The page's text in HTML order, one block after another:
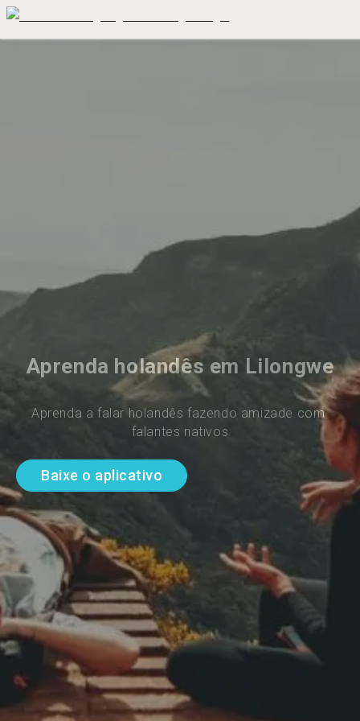
Aprenda holandês em Lilongwe
Aprenda a falar holandês fazendo amizade com
falantes nativos
Baixe o aplicativo